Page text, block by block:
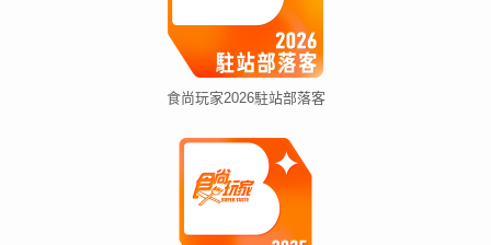
食尚玩家2026駐站部落客